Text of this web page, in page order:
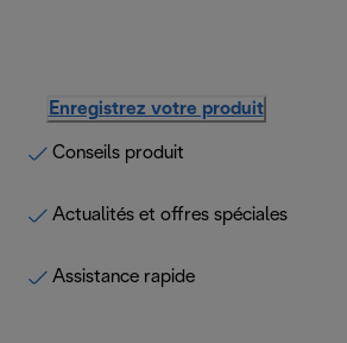
Enregistrez votre produit
Conseils produit
Actualités et offres spéciales
Assistance rapide